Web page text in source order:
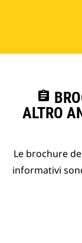
assignment
ALTRO
Le brochure
informativi